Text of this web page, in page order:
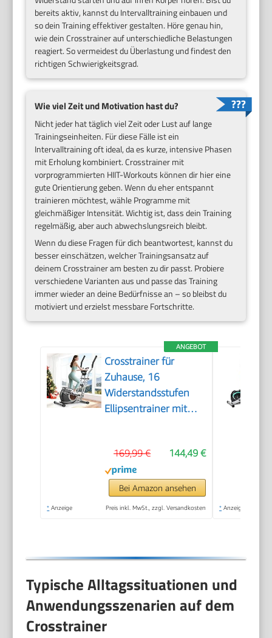
bereits aktiv, kannst du Intervalltraining einbauen und
so dein Training effektiver gestalten. Höre genau hin,
wie dein Crosstrainer auf unterschiedliche Belastungen
reagiert. So vermeidest du Überlastung und findest den
richtigen Schwierigkeitsgrad.
Wie viel Zeit und Motivation hast du?
Nicht jeder hat täglich viel Zeit oder Lust auf lange
Trainingseinheiten. Für diese Fälle ist ein
Intervalltraining oft ideal, da es kurze, intensive Phasen
mit Erholung kombiniert. Crosstrainer mit
vorprogrammierten HIIT-Workouts können dir hier eine
gute Orientierung geben. Wenn du eher entspannt
trainieren möchtest, wähle Programme mit
gleichmäßiger Intensität. Wichtig ist, dass dein Training
regelmäßig, aber auch abwechslungsreich bleibt.
Wenn du diese Fragen für dich beantwortest, kannst du
besser einschätzen, welcher Trainingsansatz auf
deinem Crosstrainer am besten zu dir passt. Probiere
verschiedene Varianten aus und passe das Training
immer wieder an deine Bedürfnisse an – so bleibst du
motiviert und erzielst messbare Fortschritte.
ANGEBOT
Crosstrainer für
Zuhause, 16
Widerstandsstufen
Ellipsentrainer mit
Display, Pulsmessung,
Heimfitness Elliptical
Stepper (Silber,
Bluetooth Monitor)
144,49 €
169,99 €
Bei Amazon ansehen
* Anzeige Preis inkl. MwSt., zzgl. Versandkosten * Anzeige
Typische Alltagssituationen und
Anwendungsszenarien auf dem
Crosstrainer